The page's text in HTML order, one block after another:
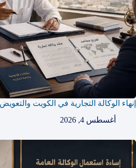
إنهاء الوكالة التجارية في الكويت
أغسطس 4, 2026